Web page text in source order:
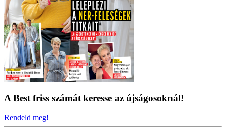
A Best friss számát keresse az újságosoknál!
Rendeld meg!